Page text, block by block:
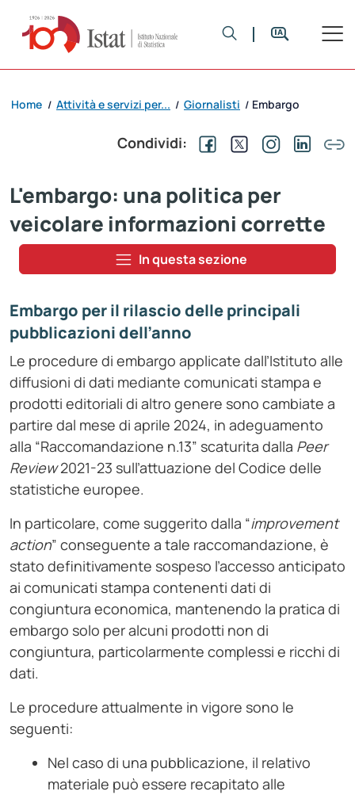
Home / Attività e servizi per... / Giornalisti / Embargo
Condividi:
L'embargo: una politica per
veicolare informazioni corrette
In questa sezione
Embargo per il rilascio delle principali
pubblicazioni dell’anno
Le procedure di embargo applicate dall’Istituto alle
diffusioni di dati mediante comunicati stampa e
prodotti editoriali di altro genere sono cambiate a
partire dal mese di aprile 2024, in adeguamento
alla “Raccomandazione n.13” scaturita dalla Peer
Review2021-23 sull’attuazione del Codice delle
statistiche europee.
In particolare, come suggerito dalla “improvement
action” conseguente a tale raccomandazione, è
stato definitivamente sospeso l’accesso anticipato
ai comunicati stampa contenenti dati di
congiuntura economica, mantenendo la pratica di
embargo solo per alcuni prodotti non di
congiuntura, particolarmente complessi e ricchi di
dati.
Le procedure attualmente in vigore sono le
seguenti:
Nel caso di una pubblicazione, il relativo
materiale può essere recapitato alle